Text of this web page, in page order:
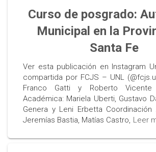
Curso de posgrado:
Municipal en la
Santa Fe
Ver esta publicación en Instagram
compartida por FCJS – UNL
Franco Gatti y Roberto Vicente
Académica: Mariela Uberti, Gustavo
Genera y Leni Erbetta Coordinación
Jeremías Bastia, Matías Castro, Leer